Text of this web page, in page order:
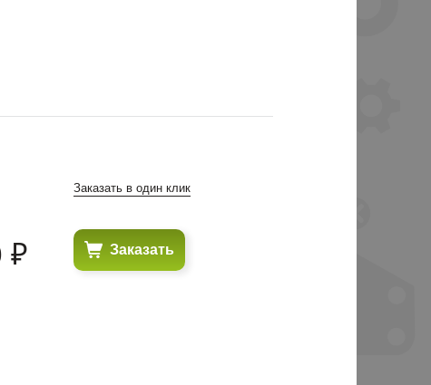
₽
Заказать в один клик
Заказать